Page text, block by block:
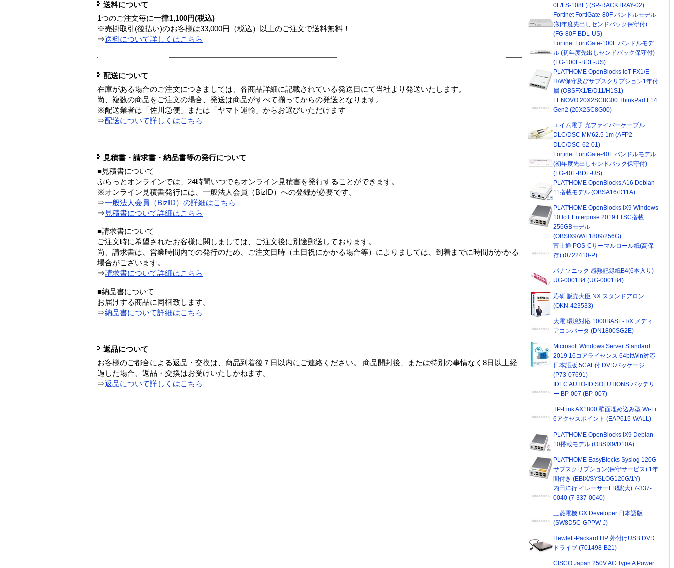
送料について
1つのご注文毎に一律1,100円(税込)
※売掛取引(後払い)のお客様は33,000円（税込）以上のご注文で送料無料！
⇒送料について詳しくはこちら
配送について
在庫がある場合のご注文につきましては、各商品詳細に記載されている発送日にて当社より発送いたします。
尚、複数の商品をご注文の場合、発送は商品がすべて揃ってからの発送となります。
※配送業者は「佐川急便」または「ヤマト運輸」からお選びいただけます
⇒配送について詳しくはこちら
見積書・請求書・納品書等の発行について
■見積書について
ぷらっとオンラインでは、24時間いつでもオンライン見積書を発行することができます。
※オンライン見積書発行には、一般法人会員（BizID）への登録が必要です。
⇒一般法人会員（BizID）の詳細はこちら
⇒ 見積書について詳細はこちら
■請求書について
ご注文時に希望されたお客様に関しましては、ご注文後に別途郵送しております。
尚、請求書は、営業時間内での発行のため、ご注文日時（土日祝にかかる場合等）によりましては、到着までに時間がかかる
場合がございます。
⇒請求書について詳細はこちら
■納品書について
お届けする商品に同梱致します。
⇒納品書について詳細はこちら
返品について
お客様のご都合による返品・交換は、商品到着後７日以内にご連絡ください。 商品開封後、または特別の事情なく8日以上経
過した場合、返品・交換はお受けいたしかねます。
⇒返品について詳しくはこちら
0F/FS-108E) (SP-RACKTRAY-02)
Fortinet FortiGate-80F バンドルモデル
(初年度先出しセンドバック保守付)
(FG-80F-BDL-US)
Fortinet FortiGate-100F バンドルモデ
ル (初年度先出しセンドバック保守付)
(FG-100F-BDL-US)
PLAT'HOME OpenBlocks IoT FX1/E
H/W保守及びサブスクリプション1年付
属 (OBSFX1/E/D11/H1S1)
LENOVO 20X2SC8G00 ThinkPad L14
Gen2 (20X2SC8G00)
エイム電子 光ファイバーケーブル
DLC/DSC MM62.5 1m (AFP2-
DLC/DSC-62-01)
Fortinet FortiGate-40F バンドルモデル
(初年度先出しセンドバック保守付)
(FG-40F-BDL-US)
PLAT'HOME OpenBlocks A16 Debian
11搭載モデル (OBSA16/D11A)
PLAT'HOME OpenBlocks IX9 Windows
10 IoT Enterprise 2019 LTSC搭載
256GBモデル
(OBSIX9/W/L1809/256G)
富士通 POS-Cサーマルロール紙(高保
存) (0722410-P)
パナソニック 感熱記録紙B4(6本入り)
UG-0001B4 (UG-0001B4)
応研 販売大臣 NX スタンドアロン
(OKN-423533)
大電 環境対応 1000BASE-T/X メディ
アコンバータ (DN1800SG2E)
Microsoft Windows Server Standard
2019 16コアライセンス 64bitWin対応
日本語版 5CAL付 DVDパッケージ
(P73-07691)
IDEC AUTO-ID SOLUTIONS バッテリ
ー BP-007 (BP-007)
TP-Link AX1800 壁面埋め込み型 Wi-Fi
6アクセスポイント (EAP615-WALL)
PLAT'HOME OpenBlocks IX9 Debian
10搭載モデル (OBSIX9/D10A)
PLAT'HOME EasyBlocks Syslog 120G
サブスクリプション(保守サービス) 1年
間付き (EBIX/SYSLOG120G/1Y)
内田洋行 イレーザーFB型(大) 7-337-
0040 (7-337-0040)
三菱電機 GX Developer 日本語版
(SW8D5C-GPPW-J)
Hewlett-Packard HP 外付けUSB DVD
ドライブ (701498-B21)
CISCO Japan 250V AC Type A Power